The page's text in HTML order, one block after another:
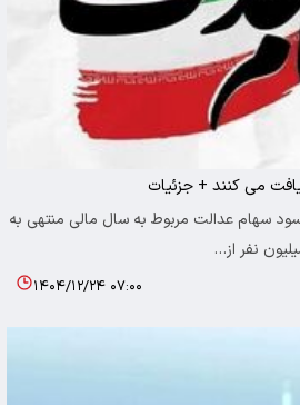
می کنند + جزئیات
سود سهام عدالت مربوط به سال مالی منتهی به
۱۴۰۴/۱۲/۲۴ ۰۷:۰۰